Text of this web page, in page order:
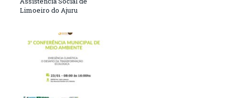
Limoeiro do Ajuru